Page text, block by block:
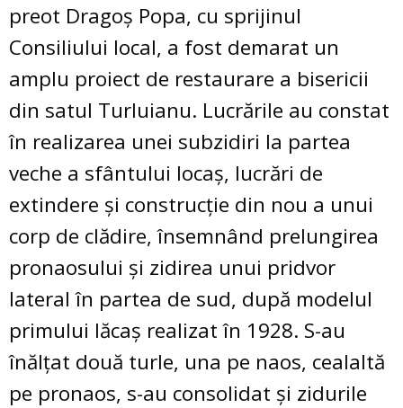
preot Dragoş Popa, cu sprijinul
Consiliului local, a fost demarat un
amplu proiect de restaurare a bisericii
din satul Turluianu. Lucrările au constat
în realizarea unei subzidiri la partea
veche a sfântului locaş, lucrări de
extindere şi construcţie din nou a unui
corp de clădire, însemnând prelungirea
pronaosului şi zidirea unui pridvor
lateral în partea de sud, după modelul
primului lăcaş realizat în 1928. S-au
înălţat două turle, una pe naos, cealaltă
pe pronaos, s-au consolidat şi zidurile